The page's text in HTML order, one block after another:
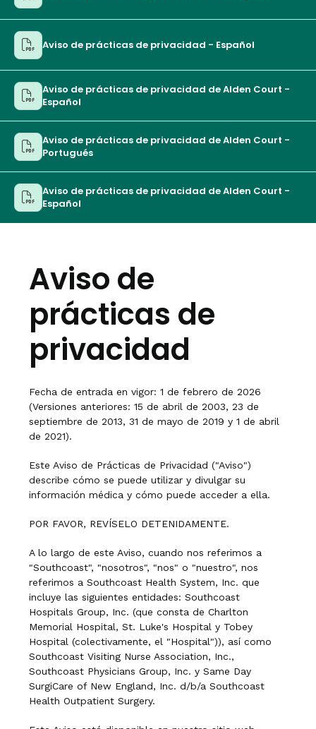
Aviso de prácticas de privacidad - Español
Aviso de prácticas de privacidad de Alden Court -
Español
Aviso de prácticas de privacidad de Alden Court -
Portugués
Aviso de prácticas de privacidad de Alden Court -
Español
Aviso de
prácticas de
privacidad
Fecha de entrada en vigor: 1 de febrero de 2026
(Versiones anteriores: 15 de abril de 2003, 23 de
septiembre de 2013, 31 de mayo de 2019 y 1 de abril
de 2021).
Este Aviso de Prácticas de Privacidad ("Aviso")
describe cómo se puede utilizar y divulgar su
información médica y cómo puede acceder a ella.
POR FAVOR, REVÍSELO DETENIDAMENTE.
A lo largo de este Aviso, cuando nos referimos a
"Southcoast", "nosotros", "nos" o "nuestro", nos
referimos a Southcoast Health System, Inc. que
incluye las siguientes entidades: Southcoast
Hospitals Group, Inc. (que consta de Charlton
Memorial Hospital, St. Luke's Hospital y Tobey
Hospital (colectivamente, el "Hospital")), así como
Southcoast Visiting Nurse Association, Inc.,
Southcoast Physicians Group, Inc. y Same Day
SurgiCare of New England, Inc. d/b/a Southcoast
Health Outpatient Surgery.